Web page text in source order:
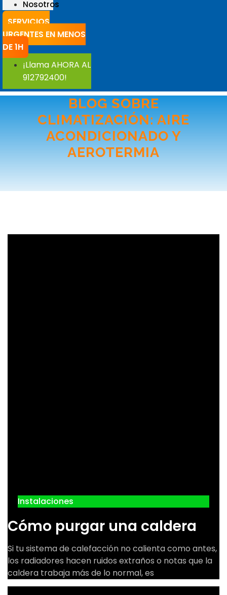
Nosotros
SERVICIOS
URGENTES EN MENOS
DE 1H
¡Llama AHORA AL
912792400!
BLOG SOBRE
CLIMATIZACIÓN: AIRE
ACONDICIONADO Y
AEROTERMIA
Instalaciones
Cómo purgar una caldera
Si tu sistema de calefacción no calienta como antes,
los radiadores hacen ruidos extraños o notas que la
caldera trabaja más de lo normal, es